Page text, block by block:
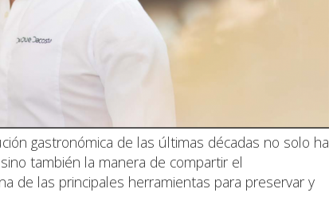
gastronómica de las últimas décadas no solo ha
también la manera de compartir el
de las principales herramientas para preservar y